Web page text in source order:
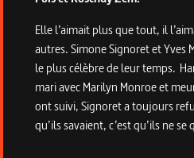
Elle l’aimait plus que tout, il
autres. Simone Signoret et Yves
le plus célèbre de leur temps.
mari avec Marilyn Monroe et
ont suivi, Signoret a toujours
qu’ils savaient, c’est qu’ils ne